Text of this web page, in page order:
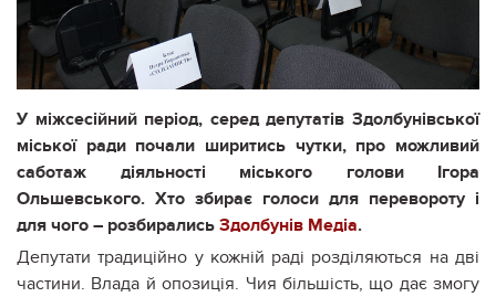
У міжсесійний період, серед депутатів Здолбунівської
міської ради почали ширитись чутки, про можливий
саботаж діяльності міського голови Ігора
Ольшевського. Хто збирає голоси для перевороту і
для чого – розбирались Здолбунів Медіа.
Депутати традиційно у кожній раді розділяються на дві
частини. Влада й опозиція. Чия більшість, що дає змогу